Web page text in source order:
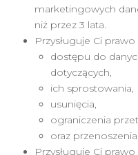
marketingowych
niż przez 3 lata.
Przysługuje Ci
dostępu do
dotyczących,
ich sprostowania,
usunięcia,
ograniczenia
oraz przenoszenia
Przysługuje Ci